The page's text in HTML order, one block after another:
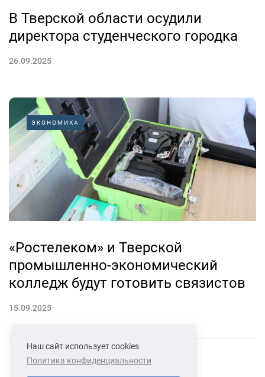
В Тверской области осудили
директора студенческого городка
26.09.2025
ЭКОНОМИКА
«Ростелеком» и Тверской
промышленно-экономический
колледж будут готовить связистов
15.09.2025
СВЯЗАТЬСЯ С НАМИ О НАС
Наш сайт использует cookies
Политика конфиденциальности